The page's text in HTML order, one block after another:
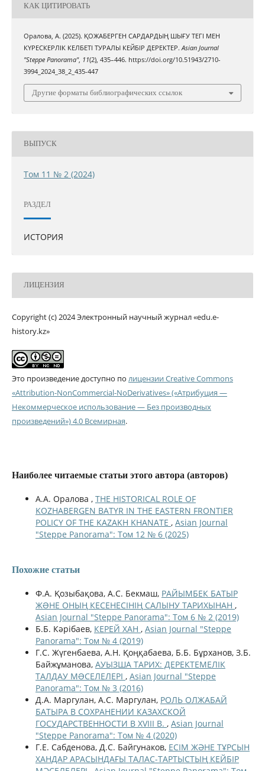
КАК ЦИТИРОВАТЬ
Оралова, А. (2025). ҚОЖАБЕРГЕН САРДАРДЫҢ ШЫҒУ ТЕГІ МЕН
КҮРЕСКЕРЛІК КЕЛБЕТІ ТУРАЛЫ КЕЙБІР ДЕРЕКТЕР.Asian Journal
"Steppe Panorama", 11(2), 435–446. https://doi.org/10.51943/2710-
3994_2024_38_2_435-447
Другие форматы библиографических ссылок
ВЫПУСК
Том 11 № 2 (2024)
РАЗДЕЛ
ИСТОРИЯ
ЛИЦЕНЗИЯ
Copyright (c) 2024 Электронный научный журнал «edu.e-
history.kz»
Это произведение доступно по лицензии Creative Commons
«Attribution-NonCommercial-NoDerivatives» («Атрибуция —
Некоммерческое использование — Без производных
произведений») 4.0 Всемирная.
Наиболее читаемые статьи этого автора (авторов)
А.А. Оралова , THE HISTORICAL ROLE OF
KOZHABERGEN BATYR IN THE EASTERN FRONTIER
POLICY OF THE KAZAKH KHANATE , Asian Journal
"Steppe Panorama": Том 12 № 6 (2025)
Похожие статьи
Ф.А. Қозыбақова, A.С. Бекмаш, РАЙЫМБЕК БАТЫР
ЖƏНЕ ОНЫҢ КЕСЕНЕСІНІҢ САЛЫНУ ТАРИХЫНАН ,
Asian Journal "Steppe Panorama": Том 6 № 2 (2019)
Б.Б. Кәрібаев, КЕРЕЙ ХАН , Asian Journal "Steppe
Panorama": Том № 4 (2019)
Г.С. Жүгенбаева, А.Н. Қоңқабаева, Б.Б. Бұрханов, З.Б.
Байжұманова, АУЫЗША ТАРИХ: ДЕРЕКТЕМЕЛІК
ТАЛДАУ МƏСЕЛЕЛЕРІ , Asian Journal "Steppe
Panorama": Том № 3 (2016)
Д.А. Маргулан, А.С. Маргулан, РОЛЬ ОЛЖАБАЙ
БАТЫРА В СОХРАНЕНИИ КАЗАХСКОЙ
ГОСУДАРСТВЕННОСТИ В XVIII В. , Asian Journal
"Steppe Panorama": Том № 4 (2020)
Г.Е. Сабденова, Д.С. Байгунаков, ЕСІМ ЖӘНЕ ТҰРСЫН
ХАНДАР АРАСЫНДАҒЫ ТАЛАС-ТАРТЫСТЫҢ КЕЙБІР